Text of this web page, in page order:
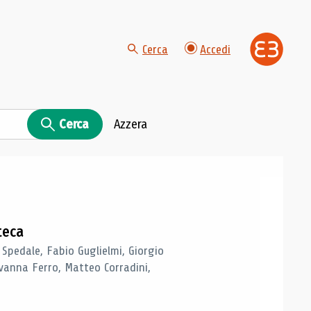
Cerca Accedi
Cerca Azzera
Fabio Guglielmi, Giorgio
Ferro, Matteo Corradini,